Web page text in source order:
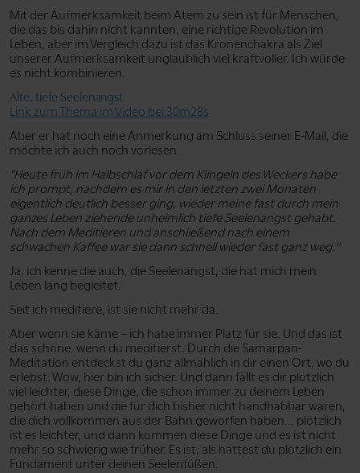
Mit der Aufmerksamkeit beim Atem zu sein ist für Menschen,
die das bis dahin nicht kannten, eine richtige Revolution im
Leben, aber im Vergleich dazu ist das Kronenchakra als Ziel
unserer Aufmerksamkeit unglaublich viel kraftvoller. Ich würde
es nicht kombinieren.
Alte, tiefe Seelenangst
Link zum Thema im Video bei 30m28s
Aber er hat noch eine Anmerkung am Schluss seiner E-Mail, die
möchte ich auch noch vorlesen.
"Heute früh im Halbschlaf vor dem Klingeln des Weckers habe
ich prompt, nachdem es mir in den letzten zwei Monaten
eigentlich deutlich besser ging, wieder meine fast durch mein
ganzes Leben ziehende unheimlich tiefe Seelenangst gehabt.
Nach dem Meditieren und anschließend nach einem
schwachen Kaffee war sie dann schnell wieder fast ganz weg."
Ja, ich kenne die auch, die Seelenangst, die hat mich mein
Leben lang begleitet.
Seit ich meditiere, ist sie nicht mehr da.
Aber wenn sie käme – ich habe immer Platz für sie. Und das ist
das schöne, wenn du meditierst. Durch die Samarpan-
Meditation entdeckst du ganz allmählich in dir einen Ort, wo du
erlebst: Wow, hier bin ich sicher. Und dann fällt es dir plötzlich
viel leichter, diese Dinge, die schon immer zu deinem Leben
gehört haben und die für dich bisher nicht handhabbar waren,
die dich vollkommen aus der Bahn geworfen haben... plötzlich
ist es leichter, und dann kommen diese Dinge und es ist nicht
mehr so schwierig wie früher. Es ist, als hättest du plötzlich ein
Fundament unter deinen Seelenfüßen.